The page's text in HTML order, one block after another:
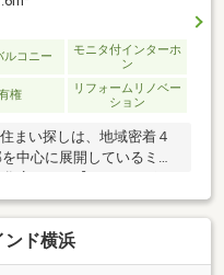
ルコニー
モニタ付インターホ
ン
権
リフォームリノベー
ション
まい探しは、地域密着４
中心に展開しているミッ
まで徒歩９分の好立地！■
つでもご内覧可能！（詳
軽にお問い合わせくださ
部分／日当たり・通風・
ンド横浜